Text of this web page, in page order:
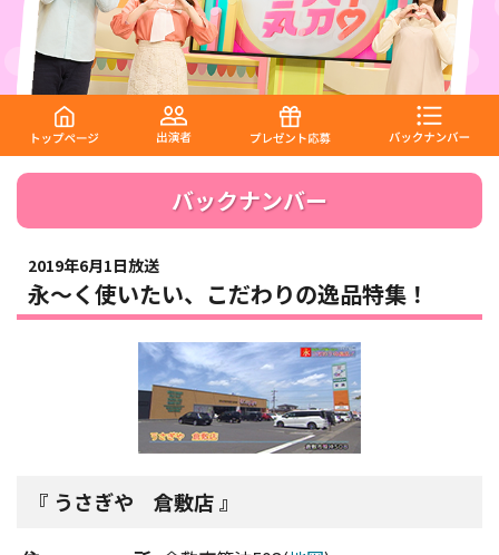
バックナンバー
2019年6月1日放送
永～く使いたい、こだわりの逸品特集！
うさぎや 倉敷店